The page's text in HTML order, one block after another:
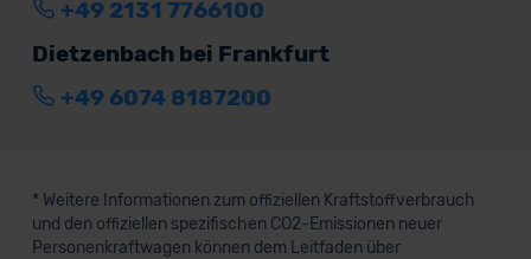
+49 2131 7766100
Dietzenbach bei Frankfurt
+49 6074 8187200
* Weitere Informationen zum offiziellen Kraftstoffverbrauch
und den offiziellen spezifischen CO2-Emissionen neuer
Personenkraftwagen können dem Leitfaden über